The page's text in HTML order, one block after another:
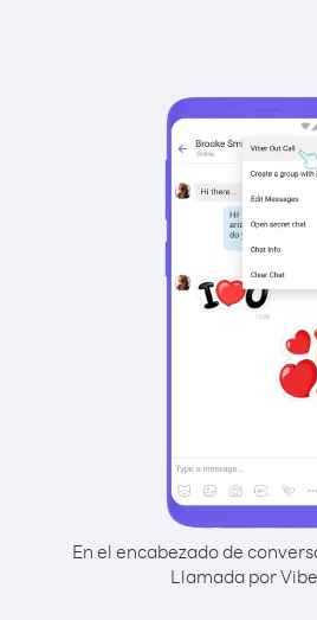
En el encabezado de
Llamada por